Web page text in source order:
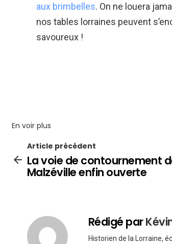
aux brimbelles. On ne louera
nos tables lorraines peuvent
savoureux !
En voir plus
Article précédent
La voie de contournement
Malzéville enfin ouverte
Rédigé par
Historien de la Lorraine,